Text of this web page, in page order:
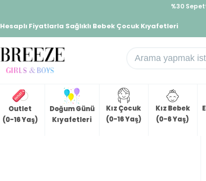
%30
Hesaplı Fiyatlarla Sağlıklı Bebek Çocuk Kıyafetleri
Outlet
(0-16 Yaş)
Doğum Günü
Kıyafetleri
Kız Çocuk
(0-16 Yaş)
Kız Bebek
(0-6 Yaş)